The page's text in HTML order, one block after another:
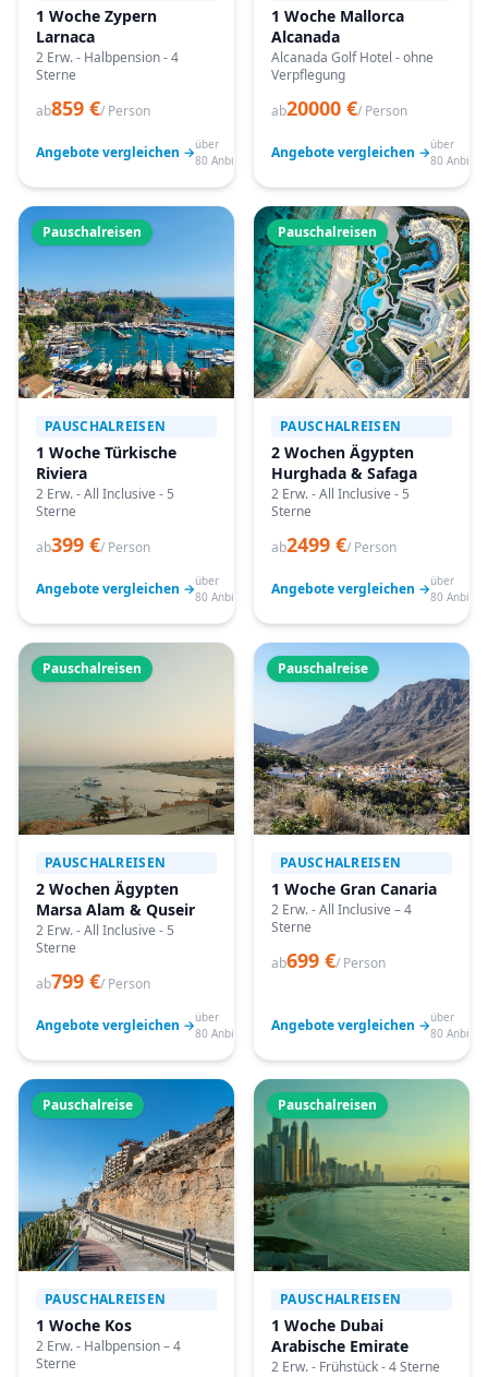
1 Woche Zypern
Larnaca
2 Erw. - Halbpension - 4
Sterne
ab859 €/ Person
Angebote vergleichen →über
80 Anbieter
1 Woche Mallorca
Alcanada
Alcanada Golf Hotel - ohne
Verpflegung
ab20000 €/ Person
Angebote vergleichen →über
80
Pauschalreisen
PAUSCHALREISEN
1 Woche Türkische
Riviera
2 Erw. - All Inclusive - 5
Sterne
ab399 €/ Person
Angebote vergleichen →über
80 Anbieter
Pauschalreisen
PAUSCHALREISEN
2 Wochen Ägypten
Hurghada & Safaga
2 Erw. - All Inclusive - 5
Sterne
ab2499 €/ Person
Angebote vergleichen →über
80
Pauschalreisen
PAUSCHALREISEN
2 Wochen Ägypten
Marsa Alam & Quseir
2 Erw. - All Inclusive - 5
Sterne
ab799 €/ Person
Angebote vergleichen →über
80 Anbieter
Pauschalreise
PAUSCHALREISEN
1 Woche Gran Canaria
2 Erw. - All Inclusive – 4
Sterne
ab699 €/ Person
Angebote vergleichen →über
80
Pauschalreise
PAUSCHALREISEN
1 Woche Kos
2 Erw. - Halbpension – 4
Sterne
Pauschalreisen
PAUSCHALREISEN
1 Woche Dubai
Arabische Emirate
2 Erw. - Frühstück - 4 Sterne